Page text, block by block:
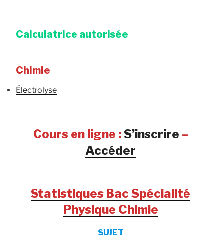
Calculatrice autorisée
Chimie
Électrolyse
Cours en ligne :S’inscrire –
Accéder
Statistiques Bac Spécialité
Physique Chimie
SUJET